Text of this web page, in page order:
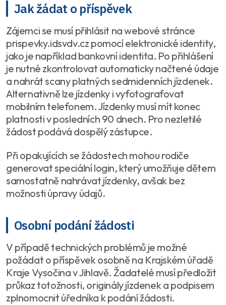
Jak žádat o příspěvek
Zájemci se musí přihlásit na webové stránce
prispevky.idsvdv.cz pomocí elektronické identity,
jako je například bankovní identita. Po přihlášení
je nutné zkontrolovat automaticky načtené údaje
a nahrát scany platných sedmidenních jízdenek.
Alternativně lze jízdenky i vyfotografovat
mobilním telefonem. Jízdenky musí mít konec
platnosti v posledních 90 dnech. Pro nezletilé
žádost podává dospělý zástupce.
Při opakujících se žádostech mohou rodiče
generovat speciální login, který umožňuje dětem
samostatně nahrávat jízdenky, avšak bez
možnosti úpravy údajů.
Osobní podání žádosti
V případě technických problémů je možné
požádat o příspěvek osobně na Krajském úřadě
Kraje Vysočina v Jihlavě. Žadatelé musí předložit
průkaz totožnosti, originály jízdenek a podpisem
zplnomocnit úředníka k podání žádosti.